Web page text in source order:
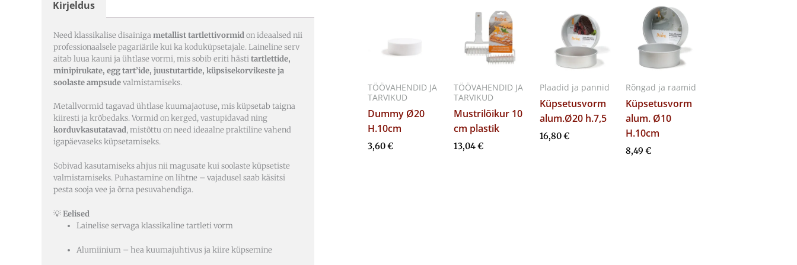
Kirjeldus
Need klassikalise disainigametallist tartlettivormidon ideaalsed nii
professionaalsele pagariärile kui ka koduküpsetajale. Laineline serv
aitab luua kauni ja ühtlase vormi, mis sobib eriti hästitartlettide,
minipirukate, egg tart’ide, juustutartide, küpsisekorvikeste ja
soolaste ampsudevalmistamiseks.
Metallvormid tagavad ühtlase kuumajaotuse, mis küpsetab taigna
kiiresti ja krõbedaks. Vormid on kerged, vastupidavad ning
korduvkasutatavad, mistõttu on need ideaalne praktiline vahend
igapäevaseks küpsetamiseks.
Sobivad kasutamiseks ahjus nii magusate kui soolaste küpsetiste
valmistamiseks. Puhastamine on lihtne – vajadusel saab käsitsi
pesta sooja vee ja õrna pesuvahendiga.
💡Eelised
Lainelise servaga klassikaline tartleti vorm
Alumiinium – hea kuumajuhtivus ja kiire küpsemine
TÖÖVAHENDID JA
TARVIKUD
Dummy Ø20
H.10cm
3,60€
TÖÖVAHENDID JA
TARVIKUD
Mustrilõikur 10
cm plastik
13,04€
Plaadid ja pannid
Küpsetusvorm
alum.Ø20 h.7,5
16,80€
Rõngad ja raamid
Küpsetusvorm
alum. Ø10
H.10cm
8,49 €